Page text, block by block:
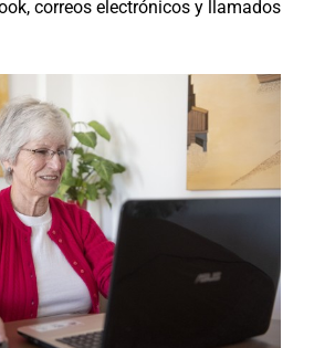
correos electrónicos y llamados